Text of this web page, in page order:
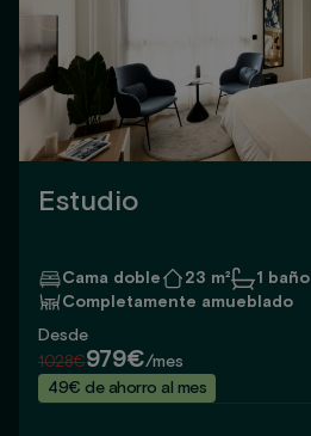
Estudio
Cama doble 23 m²
1 baño
Completamente amueblado
Desde
1028€979€/mes
49€ de ahorro al mes